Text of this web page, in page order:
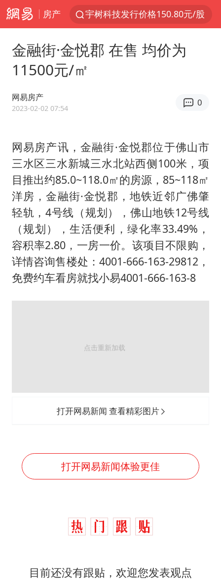
房产
宇树科技发行价格150.80元/股
80后女柜员逆袭成4200亿银行副行长
扎哈罗娃批广岛市长不提美国原子弹
女子利用漏洞0元薅走3000多件家电
金饰克价大幅跳涨
泰国一女公务员妆容引争议 本人回应
关之琳否认与27岁模特的恋情
多地要求领导干部带头休假
对话重庆地铁吐血女孩
中方回应日本广岛核爆81周年
中国五箭齐发反制美国
金融街·金悦郡 在售 均价为
11500元/㎡
网易房产
2023-02-02 07:54
0
网易房产讯，金融街·金悦郡位于佛山市
三水区三水新城三水北站西侧100米，项
目推出约85.0~118.0㎡的房源，85~118㎡
洋房，金融街·金悦郡，地铁近邻广佛肇
轻轨，4号线（规划），佛山地铁12号线
（规划），生活便利，绿化率33.49%，
容积率2.80，一房一价。该项目不限购，
详情咨询售楼处：4001-666-163-29812，
免费约车看房就找小易4001-666-163-8
打开网易新闻 查看精彩图片
打开网易新闻体验更佳
目前还没有跟贴，欢迎您发表观点